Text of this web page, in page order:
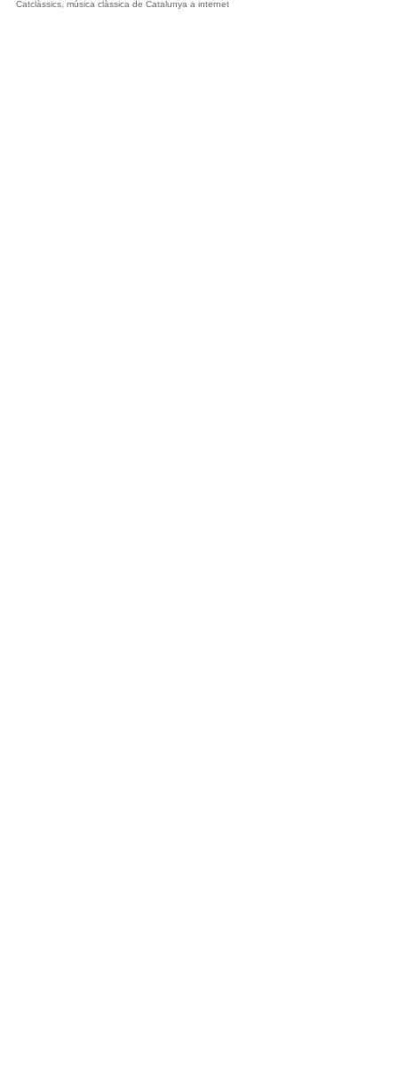
Catclàssics, música clàssica de Catalunya a internet